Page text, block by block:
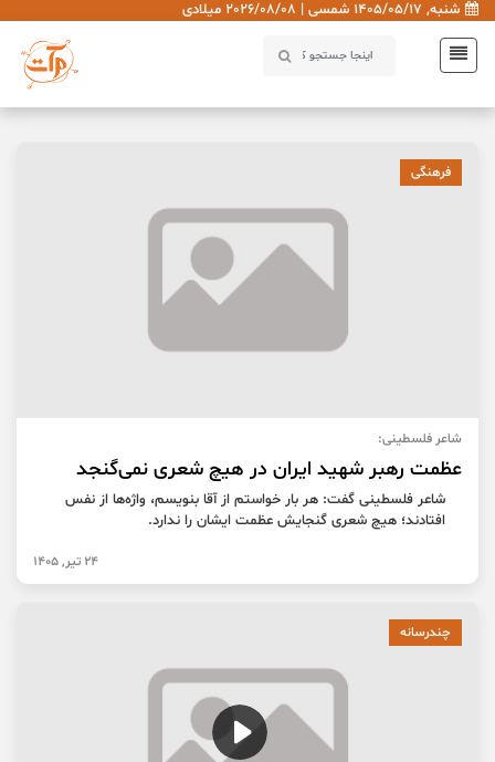
شنبه, 1405/05/17 شمسی | 2026/08/08 میلادی
فرهنگی
شاعر فلسطینی:
عظمت رهبر شهید ایران در هیچ شعری نمی‌گنجد
شاعر فلسطینی گفت: هر بار خواستم از آقا بنویسم، واژه‌ها از نفس
افتادند؛ هیچ شعری گنجایش عظمت ایشان را ندارد.
24 تیر, 1405
چندرسانه